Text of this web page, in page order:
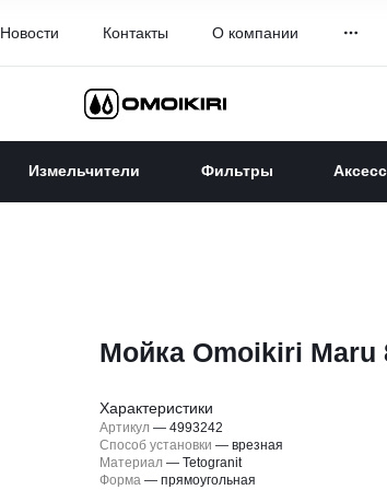
Новости Контакты О компании
Измельчители Фильтры
Мойка Omoikiri Maru
Характеристики
Артикул —4993242
Способ установки —врезная
Материал —Tetogranit
Форма —прямоугольная